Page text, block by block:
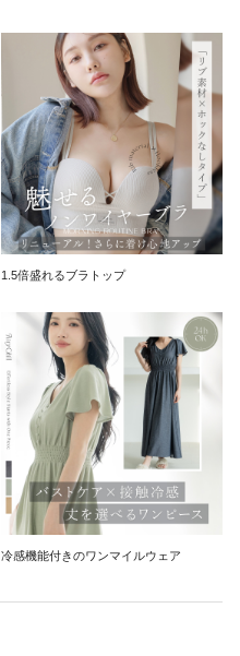
1.5倍盛れるブラトップ
冷感機能付きのワンマイルウェア